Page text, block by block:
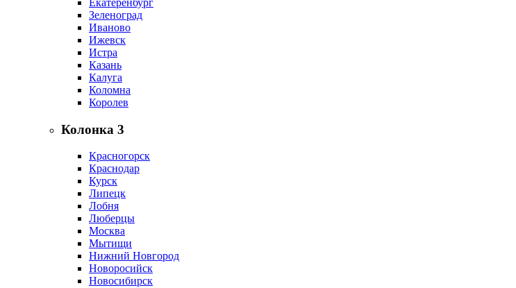
Зеленоград
Иваново
Ижевск
Истра
Казань
Калуга
Коломна
Королев
Колонка 3
Красногорск
Краснодар
Курск
Липецк
Лобня
Люберцы
Москва
Мытищи
Нижний Новгород
Новоросийск
Новосибирск